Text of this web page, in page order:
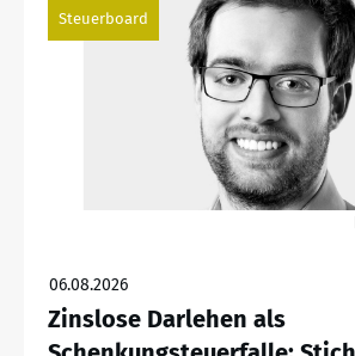
Steuerboard
06.08.2026
Zinslose Darlehen als